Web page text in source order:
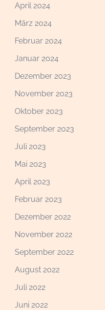
April 2024
März 2024
Februar 2024
Januar 2024
Dezember 2023
November 2023
Oktober 2023
September 2023
Juli 2023
Mai 2023
April 2023
Februar 2023
Dezember 2022
November 2022
September 2022
August 2022
Juli 2022
Juni 2022